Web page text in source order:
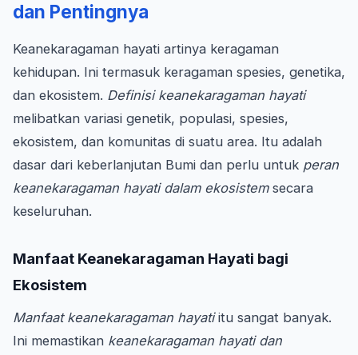
dan Pentingnya
Keanekaragaman hayati artinya keragaman
kehidupan. Ini termasuk keragaman spesies, genetika,
dan ekosistem. Definisi keanekaragaman hayati
melibatkan variasi genetik, populasi, spesies,
ekosistem, dan komunitas di suatu area. Itu adalah
dasar dari keberlanjutan Bumi dan perlu untuk peran
keanekaragaman hayati dalam ekosistemsecara
keseluruhan.
Manfaat Keanekaragaman Hayati bagi
Ekosistem
Manfaat keanekaragaman hayatiitu sangat banyak.
Ini memastikan keanekaragaman hayati dan